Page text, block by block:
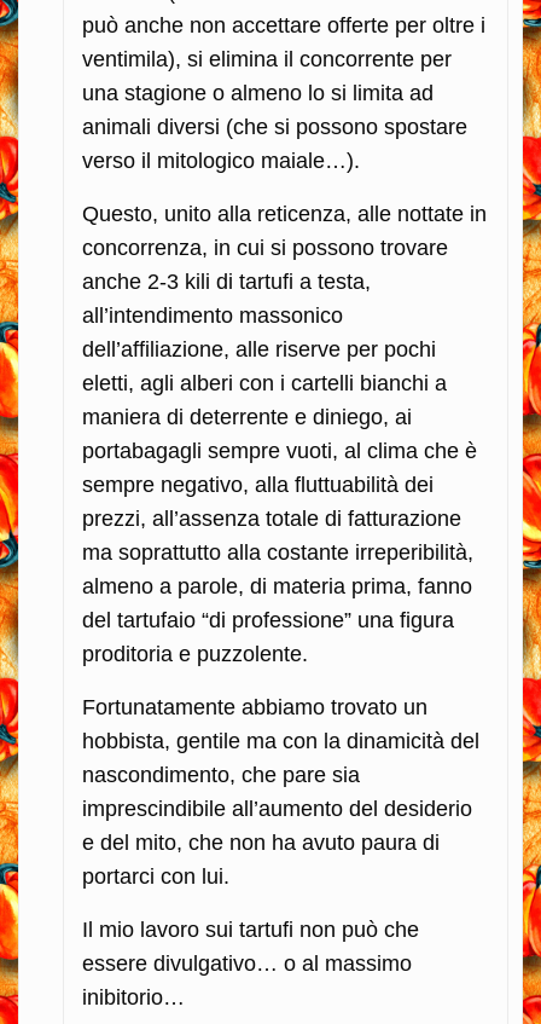
può anche non accettare offerte per oltre i
ventimila), si elimina il concorrente per
una stagione o almeno lo si limita ad
animali diversi (che si possono spostare
verso il mitologico maiale…).
Questo, unito alla reticenza, alle nottate in
concorrenza, in cui si possono trovare
anche 2-3 kili di tartufi a testa,
all’intendimento massonico
dell’affiliazione, alle riserve per pochi
eletti, agli alberi con i cartelli bianchi a
maniera di deterrente e diniego, ai
portabagagli sempre vuoti, al clima che è
sempre negativo, alla fluttuabilità dei
prezzi, all’assenza totale di fatturazione
ma soprattutto alla costante irreperibilità,
almeno a parole, di materia prima, fanno
del tartufaio “di professione” una figura
proditoria e puzzolente.
Fortunatamente abbiamo trovato un
hobbista, gentile ma con la dinamicità del
nascondimento, che pare sia
imprescindibile all’aumento del desiderio
e del mito, che non ha avuto paura di
portarci con lui.
Il mio lavoro sui tartufi non può che
essere divulgativo… o al massimo
inibitorio…